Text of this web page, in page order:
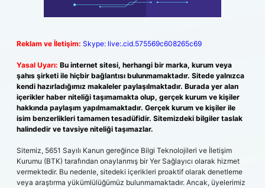
Reklam ve İletişim: Skype: live:.cid.575569c608265c69
Yasal Uyarı: Bu internet sitesi, herhangi bir marka, kurum veya
şahıs şirketi ile hiçbir bağlantısı bulunmamaktadır. Sitede yalnızca
kendi hazırladığımız makaleler paylaşılmaktadır. Burada yer alan
içerikler haber niteliği taşımamakta olup, gerçek kurum ve kişiler
hakkında paylaşım yapılmamaktadır. Gerçek kurum ve kişiler ile
isim benzerlikleri tamamen tesadüfidir. Sitemizdeki bilgiler taslak
halindedir ve tavsiye niteliği taşımazlar.
Sitemiz, 5651 Sayılı Kanun gereğince Bilgi Teknolojileri ve İletişim
Kurumu (BTK) tarafından onaylanmış bir Yer Sağlayıcı olarak hizmet
vermektedir. Bu nedenle, sitedeki içerikleri proaktif olarak denetleme
veya araştırma yükümlülüğümüz bulunmamaktadır. Ancak, üyelerimiz